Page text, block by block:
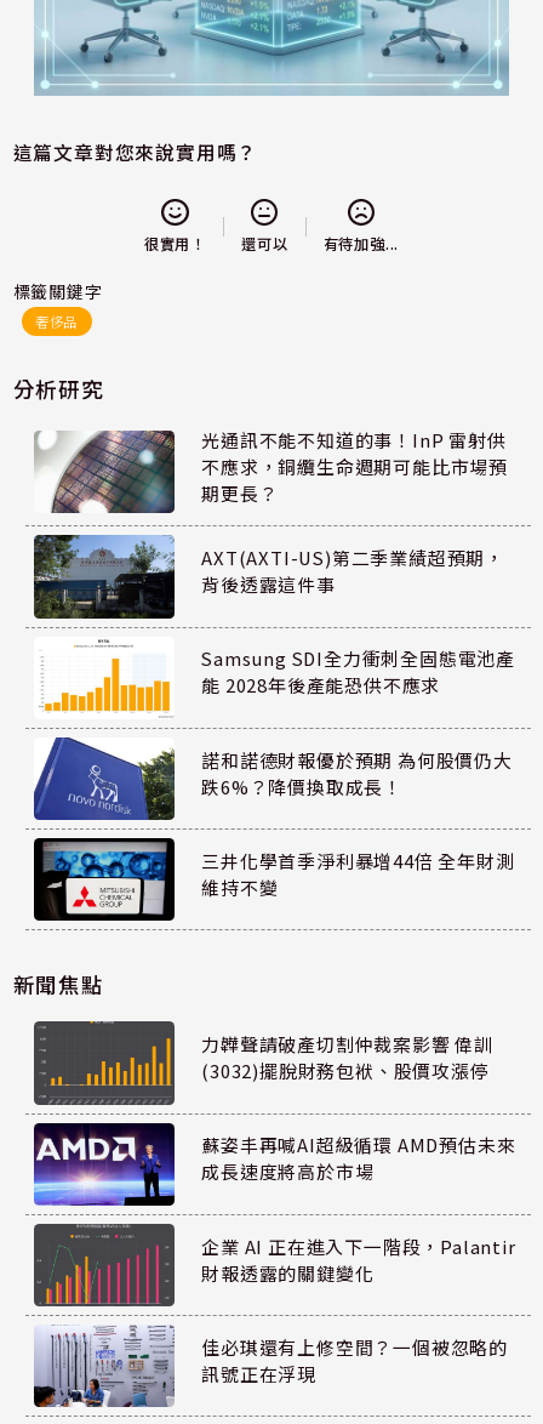
這篇文章對您來說實用嗎？
很實用！ 還可以 有待加強...
標籤關鍵字
奢侈品
分析研究
光通訊不能不知道的事！InP 雷射供
不應求，銅纜生命週期可能比市場預
期更長？
AXT(AXTI-US)第二季業績超預期，
背後透露這件事
Samsung SDI全力衝刺全固態電池產
能 2028年後產能恐供不應求
諾和諾德財報優於預期 為何股價仍大
跌6%？降價換取成長！
三井化學首季淨利暴增44倍 全年財測
維持不變
新聞焦點
力韡聲請破產切割仲裁案影響 偉訓
(3032)擺脫財務包袱、股價攻漲停
蘇姿丰再喊AI超級循環 AMD預估未來
成長速度將高於市場
企業 AI 正在進入下一階段，Palantir
財報透露的關鍵變化
佳必琪還有上修空間？一個被忽略的
訊號正在浮現